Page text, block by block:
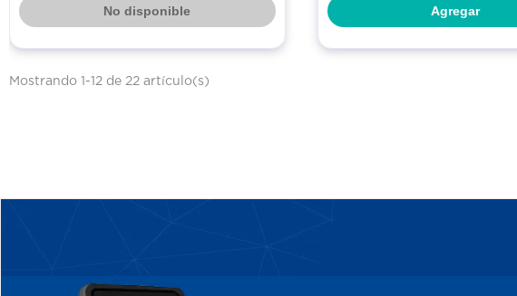
No disponible Agregar
Mostrando 1-12 de 22 artículo(s)